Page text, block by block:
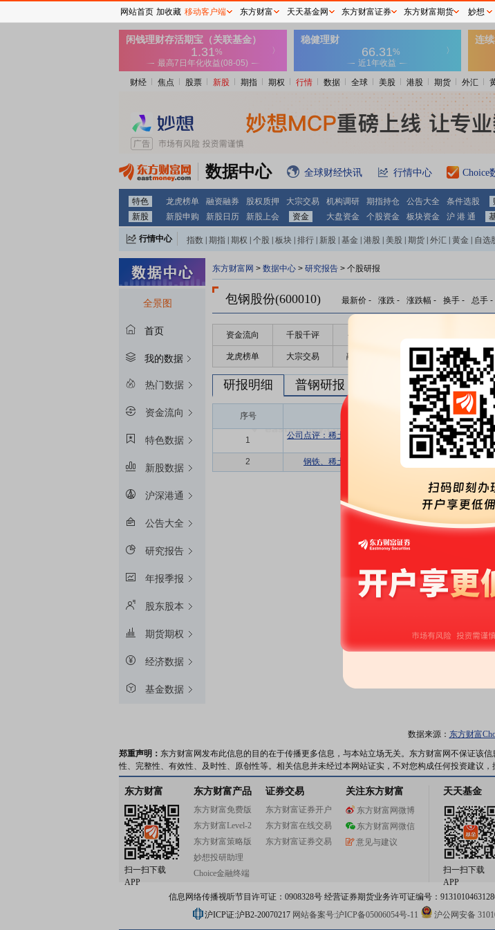
财经 焦点 股票 新股 期指 期权 行情 数据 全球 美股 港股 期货 外汇
数据中心 全球财经快讯 行情中心 Choice
特色 龙虎榜单 融资融券 股权质押 大宗交易 机构调研 期指持仓 公告大全 条件选股
新股
新股申购 新股日历 新股上会 资金 大盘资金 个股资金 板块资金 沪 港 通
行情中心 指数 期指 期权 个股 板块 排行 新股 基金 港股 美股 期货 外汇 黄金 自选
全景图
首页
我的数据
热门数据
资金流向
特色数据
新股数据
沪深港通
公告大全
研究报告
年报季报
股东股本
期货期权
经济数据
基金数据
东方财富网 > 数据中心 > 研究报告 > 个股研报
包钢股份(600010) 最新价 - 涨跌 - 涨跌幅 - 换手 - 总手 -
资金流向 千股千评 公告
龙虎榜单 大宗交易 融资融券 高管持股 股东大会
研报明细 普钢研报 普钢盈利预测
序号
东
评级
1
公司点评：稀土业务量价齐升，利润环比显著
买
2 钢铁、稀土双轮供改，价值亟待重估 买
数据来源： 东方财富
郑重声明： 东方财富网发布此信息的目的在于传播更多信息，与本站立场无关。东方财富网不保证该
性、完整性、有效性、及时性、原创性等。相关信息并未经过本网站证实，不对您构成任何投资建议，
东方财富
扫一扫下载
APP
东方财富产品
东方财富免费版
东方财富Level-2
东方财富策略版
妙想投研助理
Choice金融终端
证券交易
东方财富证券开户
东方财富在线交易
东方财富证券交易
关注东方财富
东方财富网微博
东方财富网微信
意见与建议
天天基金
扫一扫下载
APP
信息网络传播视听节目许可证：0908328号 经营证券期货业务许可证编号：
沪ICP证:沪B2-20070217 网站备案号:沪ICP备05006054号-11 沪公网安备
网站首页 加收藏 移动客户端 东方财富 天天基金网 东方财富证券 东方财富期货 妙想